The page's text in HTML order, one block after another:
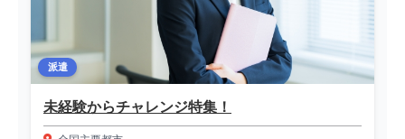
派遣
未経験からチャレンジ特集！